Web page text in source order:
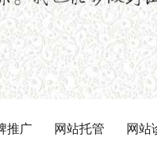
推广 网站托管 网站